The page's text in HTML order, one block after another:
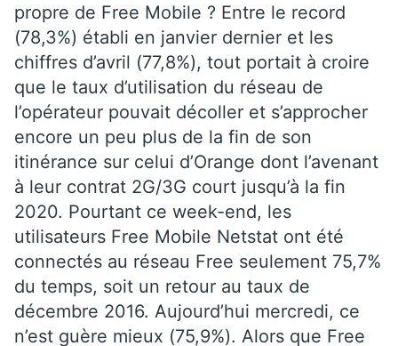
propre de Free Mobile ? Entre le record
(78,3%) établi en janvier dernier et les
chiffres d’avril (77,8%), tout portait à croire
que le taux d’utilisation du réseau de
l’opérateur pouvait décoller et s’approcher
encore un peu plus de la fin de son
itinérance sur celui d’Orange dont l’avenant
à leur contrat 2G/3G court jusqu’à la fin
2020. Pourtant ce week-end, les
utilisateurs Free Mobile Netstat ont été
connectés au réseau Free seulement 75,7%
du temps, soit un retour au taux de
décembre 2016. Aujourd’hui mercredi, ce
n’est guère mieux (75,9%). Alors que Free